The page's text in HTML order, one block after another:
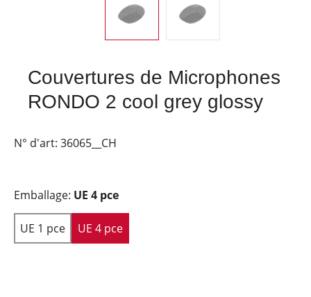
Couvertures de Microphones
RONDO 2 cool grey glossy
N° d'art: 36065__CH
Emballage: UE 4 pce
UE 1 pce UE 4 pce